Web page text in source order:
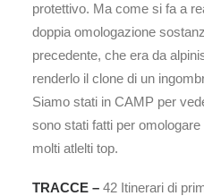
protettivo. Ma come si fa a
doppia omologazione
precedente, che era da
renderlo il clone di un
Siamo stati in CAMP per
sono stati fatti per
molti atlelti top.
TRACCE – 42 Itinerari di